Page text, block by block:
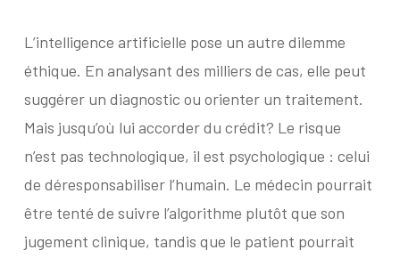
L’intelligence artificielle pose un autre dilemme
éthique. En analysant des milliers de cas, elle peut
suggérer un diagnostic ou orienter un traitement.
Mais jusqu’où lui accorder du crédit? Le risque
n’est pas technologique, il est psychologique : celui
de déresponsabiliser l’humain. Le médecin pourrait
être tenté de suivre l’algorithme plutôt que son
jugement clinique, tandis que le patient pourrait